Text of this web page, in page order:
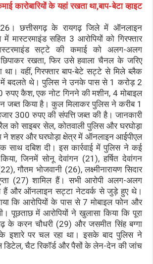
कारोबारियों के यहां रखता था,बाप-बेटा व्हाइट
छत्तीसगढ़ के रायगढ़ जिले में ऑनलाइन
सहित 3 आरोपियों को गिरफ्तार
सट्टे की कमाई को अलग-अलग
छिपाकर रखता, फिर उसे हवाला चैनल के जरिए
वहीं, गिरफ्तार बाप-बेटे सट्टे से मिले ब्लैक
में बदलते थे। पुलिस ने उनके पास से 1 करोड़ 2
कैश, एक नोट गिनने की मशीन, 4 मोबाइल
जब्त किया है। कुल मिलाकर पुलिस ने करीब 1
300 रुपए की संपत्ति जब्त की है। जानकारी
को साइबर सेल, कोतवाली पुलिस और घरघोड़ा
ने शहर और घरघोड़ा क्षेत्र में ऑनलाइन आईपीएल
साथ दबिश दी। इस कार्रवाई में पुलिस ने कई
जिनमें सोनू देवांगन (21), हर्षित देवांगन
गौतम भोजवानी (26), लक्ष्मीनारायण सिदार
(27) शामिल हैं। सभी आरोपी अलग-अलग
हैं और ऑनलाइन सट्टा नेटवर्क से जुड़े हुए थे।
कि आरोपियों के पास से 7 मोबाइल फोन और
पूछताछ में आरोपियों ने खुलासा किया कि पूरा
के करन चौधरी (29) और जसमीत सिंह बग्गा
के इशारे पर चल रहा था। इसके बाद पुलिस ने
चैट रिकॉर्ड और पैसों के लेन-देन की जांच